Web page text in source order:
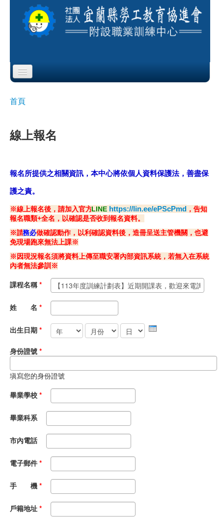
Skip to content
Skip to navigation
服務項目
課程公告
即測即評
職安測驗
交通位置
線上報名
反應信箱
資安公告
您在這裡
首頁
線上報名
報名所提供之相關資訊，本中心將依個人資料保護法，善盡保
護之責。
※線上報名後，請加入官方LINE https://lin.ee/ePScPmd ，告知
報名職類+全名，以確認是否收到報名資料。
※請務必做確認動作，以利確認資料後，造冊呈送主管機關，也避
免現場跑來無法上課※
※因現況報名須將資料上傳至職安署內部資訊系統，若無入在系統
內者無法參訓※
課程名稱 *
姓 名 *
出生日期 * 年 月份 日
身份證號 *
塡寫您的身份證號
畢業學校 *
畢業科系
市內電話
電子郵件 *
手 機 *
戶籍地址 *